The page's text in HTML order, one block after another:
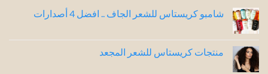
شامبو كريستاس للشعر الجاف .. افضل 4 أصدارات
تعليقات
شامبو
منتجات كريستاس للشعر المجعد